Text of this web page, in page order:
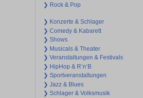
❯ Rock & Pop
❯ Konzerte & Schlager
❯ Comedy & Kabarett
❯ Shows
❯ Musicals & Theater
❯ Veranstaltungen & Festivals
❯ HipHop & R’n‘B
❯ Sportveranstaltungen
❯ Jazz & Blues
❯ Schlager & Volksmusik